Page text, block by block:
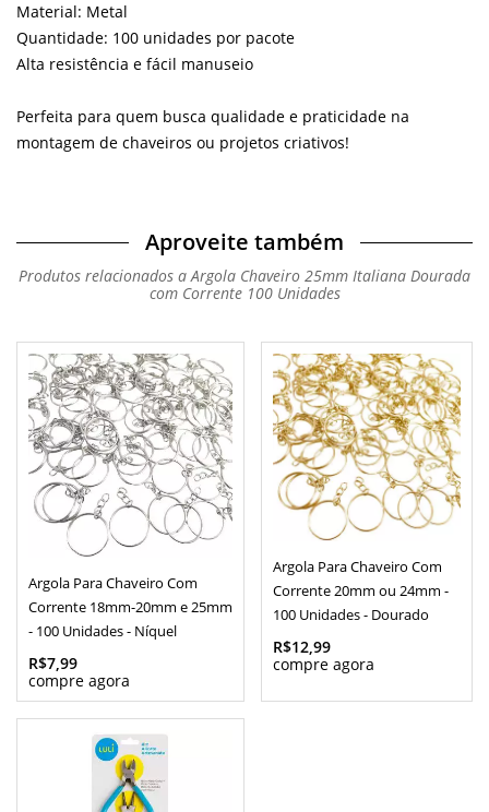
Material: Metal
Quantidade: 100 unidades por pacote
Alta resistência e fácil manuseio
Perfeita para quem busca qualidade e praticidade na
montagem de chaveiros ou projetos criativos!
Aproveite também
Produtos relacionados a Argola Chaveiro 25mm Italiana Dourada
com Corrente 100 Unidades
Argola Para Chaveiro Com
Corrente 18mm-20mm e 25mm
- 100 Unidades - Níquel
R$7,99
Argola Para Chaveiro Com
Corrente 20mm ou 24mm -
100 Unidades - Dourado
R$12,99